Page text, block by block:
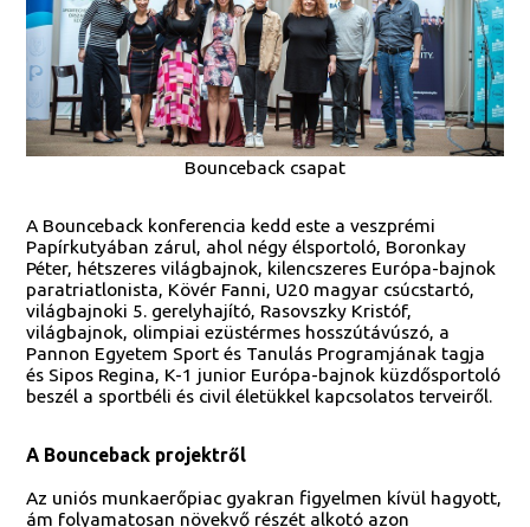
Bounceback csapat
A Bounceback konferencia kedd este a veszprémi
Papírkutyában zárul, ahol négy élsportoló, Boronkay
Péter, hétszeres világbajnok, kilencszeres Európa-bajnok
paratriatlonista, Kövér Fanni, U20 magyar csúcstartó,
világbajnoki 5. gerelyhajító, Rasovszky Kristóf,
világbajnok, olimpiai ezüstérmes hosszútávúszó, a
Pannon Egyetem Sport és Tanulás Programjának tagja
és Sipos Regina, K-1 junior Európa-bajnok küzdősportoló
beszél a sportbéli és civil életükkel kapcsolatos terveiről.
A Bounceback projektről
Az uniós munkaerőpiac gyakran figyelmen kívül hagyott,
ám folyamatosan növekvő részét alkotó azon